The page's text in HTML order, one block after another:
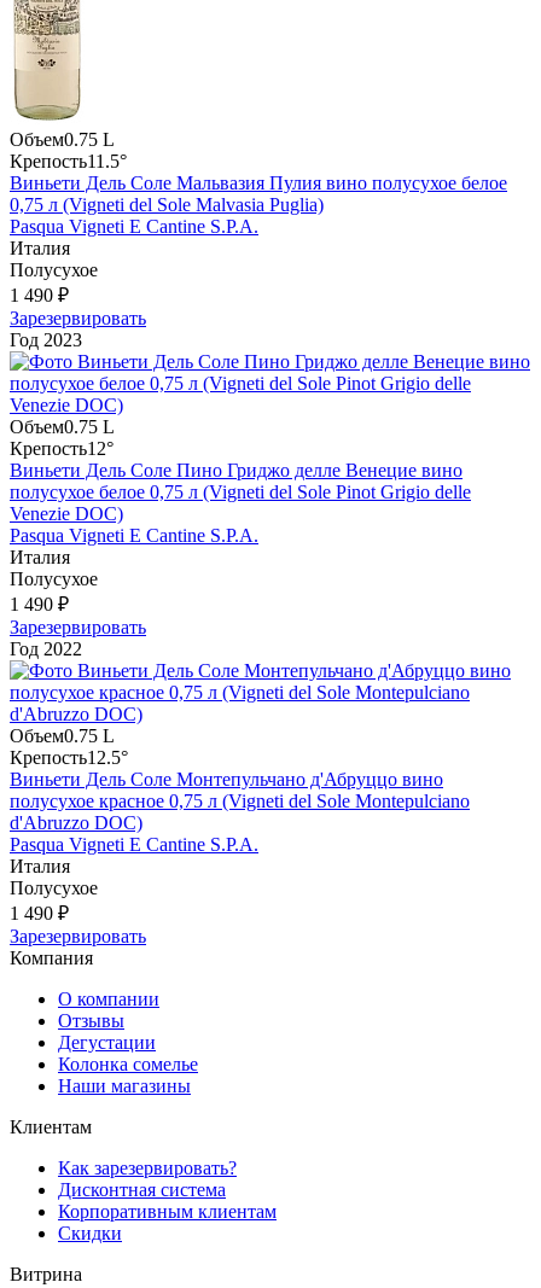
Объем0.75 L
Крепость11.5°
Виньети Дель Соле Мальвазия Пулия вино полусухое белое
0,75 л (Vigneti del Sole Malvasia Puglia)
Pasqua Vigneti E Cantine S.P.A.
Италия
Полусухое
1 490 ₽
Зарезервировать
Год 2023
Объем0.75 L
Крепость12°
Виньети Дель Соле Пино Гриджо делле Венецие вино
полусухое белое 0,75 л (Vigneti del Sole Pinot Grigio delle
Venezie DOC)
Pasqua Vigneti E Cantine S.P.A.
Италия
Полусухое
1 490 ₽
Зарезервировать
Год 2022
Объем0.75 L
Крепость12.5°
Виньети Дель Соле Монтепульчано д'Абруццо вино
полусухое красное 0,75 л (Vigneti del Sole Montepulciano
d'Abruzzo DOC)
Pasqua Vigneti E Cantine S.P.A.
Италия
Полусухое
1 490 ₽
Зарезервировать
Компания
О компании
Отзывы
Дегустации
Колонка сомелье
Наши магазины
Клиентам
Как зарезервировать?
Дисконтная система
Корпоративным клиентам
Скидки
Витрина